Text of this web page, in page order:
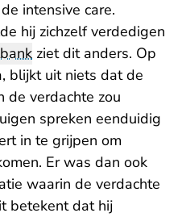
intensive care.
hij zichzelf verdedigen
ziet dit anders. Op
blijkt uit niets dat de
de verdachte zou
spreken eenduidig
in te grijpen om
Er was dan ook
waarin de verdachte
betekent dat hij